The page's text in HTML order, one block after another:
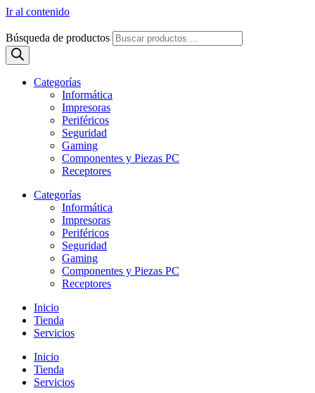
Ir al contenido
Búsqueda de productos
Categorías
Informática
Impresoras
Periféricos
Seguridad
Gaming
Componentes y Piezas PC
Receptores
Categorías
Informática
Impresoras
Periféricos
Seguridad
Gaming
Componentes y Piezas PC
Receptores
Inicio
Tienda
Servicios
Inicio
Tienda
Servicios